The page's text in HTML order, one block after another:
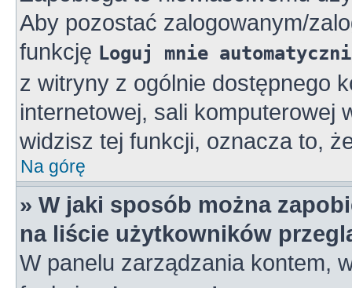
Aby pozostać zalogowanym/
funkcję Loguj mnie
z witryny z ogólnie dostępnego
internetowej, sali komputerowej
widzisz tej funkcji, oznacza to,
Na górę
» W jaki sposób można
na liście użytkowników
W panelu zarządzania kontem,